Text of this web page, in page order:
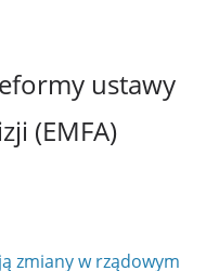
ustawy
(EMFA)